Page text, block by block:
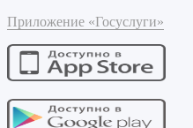
Приложение «Госуслуги»